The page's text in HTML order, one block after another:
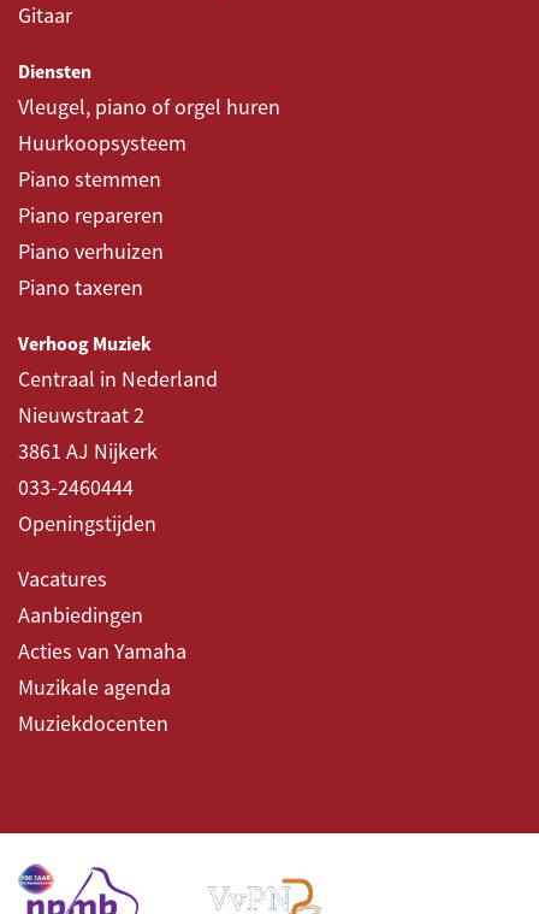
Gitaar
Diensten
Vleugel, piano of orgel huren
Huurkoopsysteem
Piano stemmen
Piano repareren
Piano verhuizen
Piano taxeren
Verhoog Muziek
Centraal in Nederland
Nieuwstraat 2
3861 AJ Nijkerk
033-2460444
Openingstijden
Vacatures
Aanbiedingen
Acties van Yamaha
Muzikale agenda
Muziekdocenten